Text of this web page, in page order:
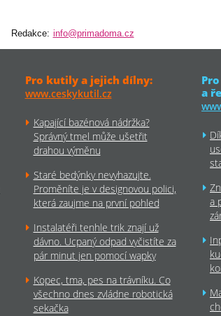
Redakce: info@primadoma.cz
Pro kutily a jejich dílny:
www.ceskykutil.cz
Kapající bazénová nádržka?
Správný tmel může ušetřit
drahou výměnu
Staré bedýnky nevyhazujte.
Proměníte je v designovou polici,
která zaujme na první pohled
Instalatéři tenhle trik znají už
dávno. Ucpaný odpad vyčistíte za
pár minut jen pomocí wapky
Kopec, tma, pes na trávníku. Co
všechno dnes zvládne robotická
sekačka
a
a